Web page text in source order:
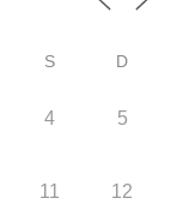
S D
4 5
11 12